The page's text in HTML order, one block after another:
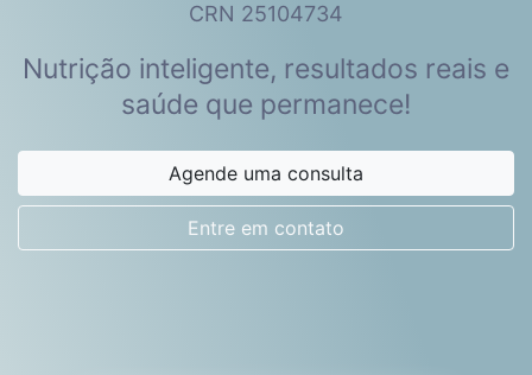
CRN 25104734
Nutrição inteligente, resultados reais e
saúde que permanece!
Agende uma consulta
Entre em contato